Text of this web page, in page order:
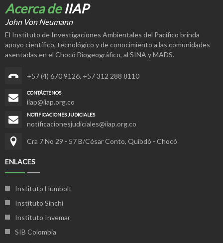
Acerca deIIAP
John Von Neumann
El Instituto de Investigaciones Ambientales del Pacífico brinda
apoyo científico, tecnológico y de conocimiento a las comunidades
asentadas en el Chocó Biogeográfico, al SINA y MADS.
+57 (4) 670 9126, +57 312 288 8110
CONTÁCTENOS
iiap@iiap.org.co
NOTIFICACIONES JUDICIALES
notificacionesjudiciales@iiap.org.co
Cra 7 No 29 - 57 B/César Conto, Quibdó - Chocó
ENLACES
Instituto Humbolt
Instituto Sinchi
Instituto Invemar
SIB Colombia